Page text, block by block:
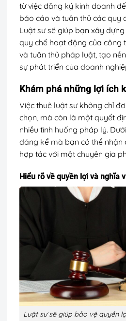
từ việc đăng ký kinh doanh
báo cáo và tuân thủ các quy
Luật sư sẽ giúp bạn xây
quy chế hoạt động của công
và tuân thủ pháp luật, tạo
sự phát triển của doanh
Khám phá những lợi ích
Việc thuê luật sư không chỉ
chọn, mà còn là một quyết
nhiều tình huống pháp lý.
đáng kể mà bạn có thể nhận
hợp tác với một chuyên gia
Hiểu rõ về quyền lợi và nghĩa
Luật sư sẽ giúp bảo vệ quyền